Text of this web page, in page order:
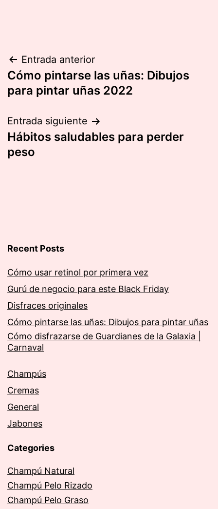
Navegación
de
Entrada anterior
Cómo pintarse las uñas: Dibujos
para pintar uñas 2022
Entrada siguiente
Hábitos saludables para perder
peso
Recent Posts
Cómo usar retinol por primera vez
Gurú de negocio para este Black Friday
Disfraces originales
Cómo pintarse las uñas: Dibujos para pintar uñas
Cómo disfrazarse de Guardianes de la Galaxia |
Carnaval
Champús
Cremas
General
Jabones
Categories
Champú Natural
Champú Pelo Rizado
Champú Pelo Graso